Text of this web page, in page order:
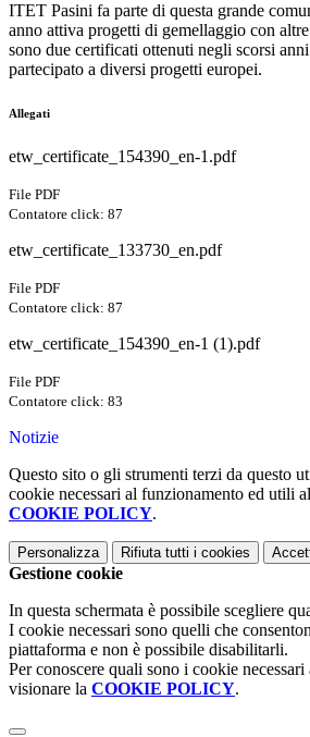
ITET Pasini fa parte di questa grande
anno attiva progetti di gemellaggio con
sono due certificati ottenuti negli scorsi
partecipato a diversi progetti europei.
Allegati
etw_certificate_154390_en-1.pdf
File PDF
Contatore click: 87
etw_certificate_133730_en.pdf
File PDF
Contatore click: 87
etw_certificate_154390_en-1 (1).pdf
File PDF
Contatore click: 83
Notizie
Questo sito o gli strumenti terzi da questo
cookie necessari al funzionamento ed utili
COOKIE POLICY.
Personalizza Rifiuta tutti i cookies
Gestione cookie
In questa schermata è possibile scegliere
I cookie necessari sono quelli che
piattaforma e non è possibile disabilitarli.
Per conoscere quali sono i cookie
visionare la COOKIE POLICY.